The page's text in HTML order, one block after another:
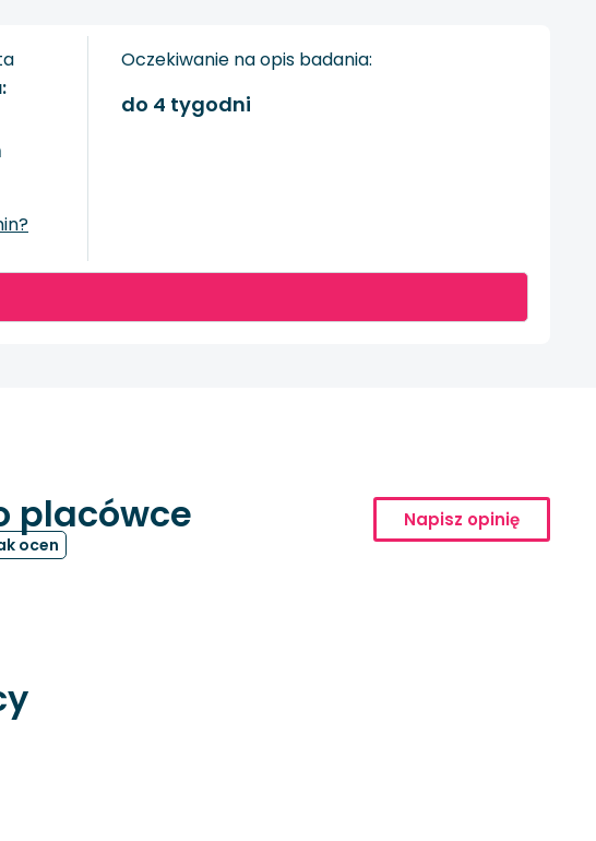
Oczekiwanie na opis badania:
do 4 tygodni
placówce
ocen
Napisz opinię